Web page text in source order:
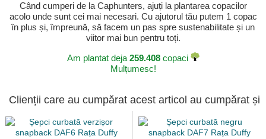
Când cumperi de la Caphunters, ajuți la plantarea copacilor
acolo unde sunt cei mai necesari. Cu ajutorul tău putem 1 copac
în plus și, împreună, să facem un pas spre sustenabilitate și un
viitor mai bun pentru toți.
Am plantat deja 259.408copaci
Mulțumesc!
Clienții care au cumpărat acest articol au cumpărat și